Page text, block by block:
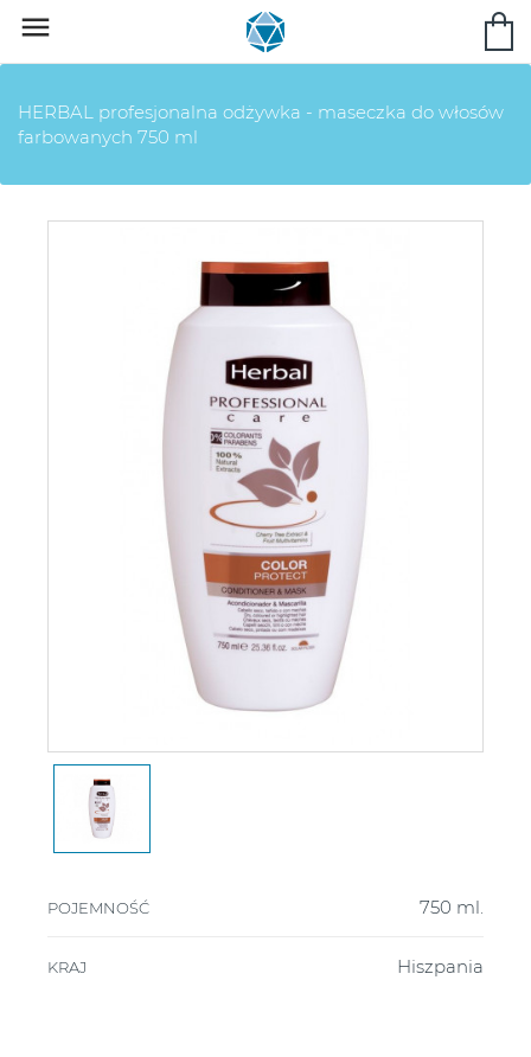

HERBAL profesjonalna odżywka - maseczka do włosów
farbowanych 750 ml
POJEMNOŚĆ 750 ml.
KRAJ Hiszpania